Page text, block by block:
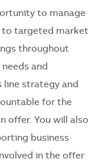
to manage
to targeted market
throughout
and
strategy and
for the
offer. You will also
business
in the offer